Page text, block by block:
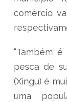
comércio
“Também
pesca de
(Xingu) é
uma